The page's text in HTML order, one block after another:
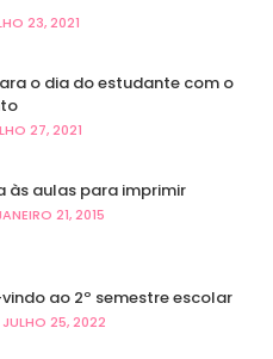
23, 2021
o dia do estudante com o
27, 2021
às aulas para imprimir
21, 2015
ao 2º semestre escolar
JULHO 25, 2022